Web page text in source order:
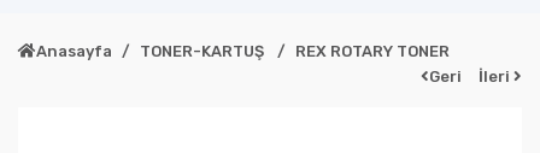
Anasayfa TONER-KARTUŞ
REX ROTARY TONER
Geri
İleri